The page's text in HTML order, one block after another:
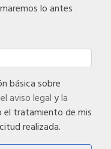
lo antes
el aviso legalyla
el tratamiento de mis
realizada.